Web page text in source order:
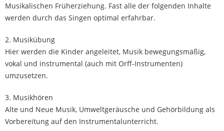
Musikalischen Früherziehung. Fast alle der folgenden Inhalte
werden durch das Singen optimal erfahrbar.
2. Musikübung
Hier werden die Kinder angeleitet, Musik bewegungsmäßig,
vokal und instrumental (auch mit Orff-Instrumenten)
umzusetzen.
3. Musikhören
Alte und Neue Musik, Umweltgeräusche und Gehörbildung als
Vorbereitung auf den Instrumentalunterricht.